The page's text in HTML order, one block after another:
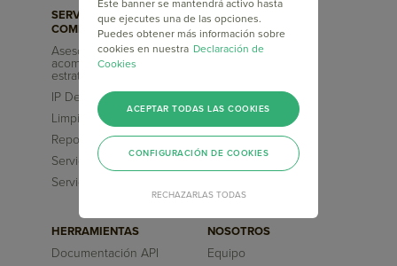
SERVICIOS
COMPLEMENTARIOS
Asesoría y
acompañamiento
estratégico
IP Dedicada
Limpieza de Listas
Reportes Personalizados
Servicio de Onboarding
Servicio de Maquetación
CAPACITACIONES
Doppler Academy
HERRAMIENTAS
Documentación API
NOSOTROS
Equipo
Este banner se mantendrá activo hasta
que ejecutes una de las opciones.
Puedes obtener más información sobre
cookies en nuestra Declaración de
Cookies
RECHAZARLAS TODAS
ACEPTAR TODAS LAS COOKIES
CONFIGURACIÓN DE COOKIES